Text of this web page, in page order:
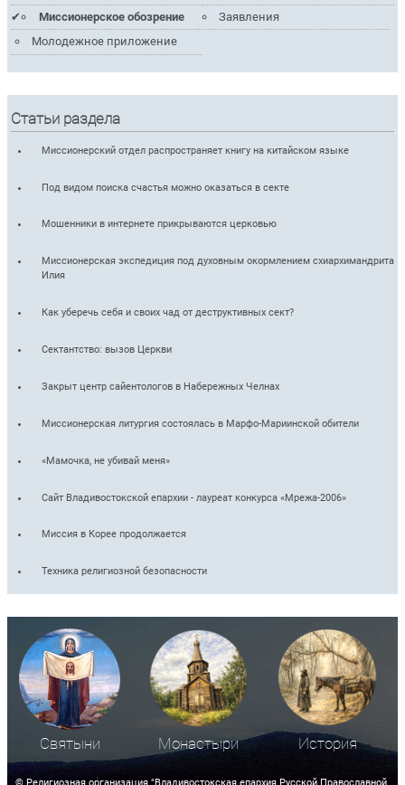
Миссионерское обозрение
Заявления
Молодежное приложение
Статьи раздела
Миссионерский отдел распространяет книгу на китайском языке
Под видом поиска счастья можно оказаться в секте
Мошенники в интернете прикрываются церковью
Миссионерская экспедиция под духовным окормлением схиархимандрита
Илия
Как уберечь себя и своих чад от деструктивных сект?
Сектантство: вызов Церкви
Закрыт центр сайентологов в Набережных Челнах
Миссионерская литургия состоялась в Марфо-Мариинской обители
«Мамочка, не убивай меня»
Сайт Владивостокской епархии - лауреат конкурса «Мрежа-2006»
Миссия в Корее продолжается
Техника религиозной безопасности
Святыни Монастыри История
© Религиозная организация "Владивостокская епархия Русской Православной